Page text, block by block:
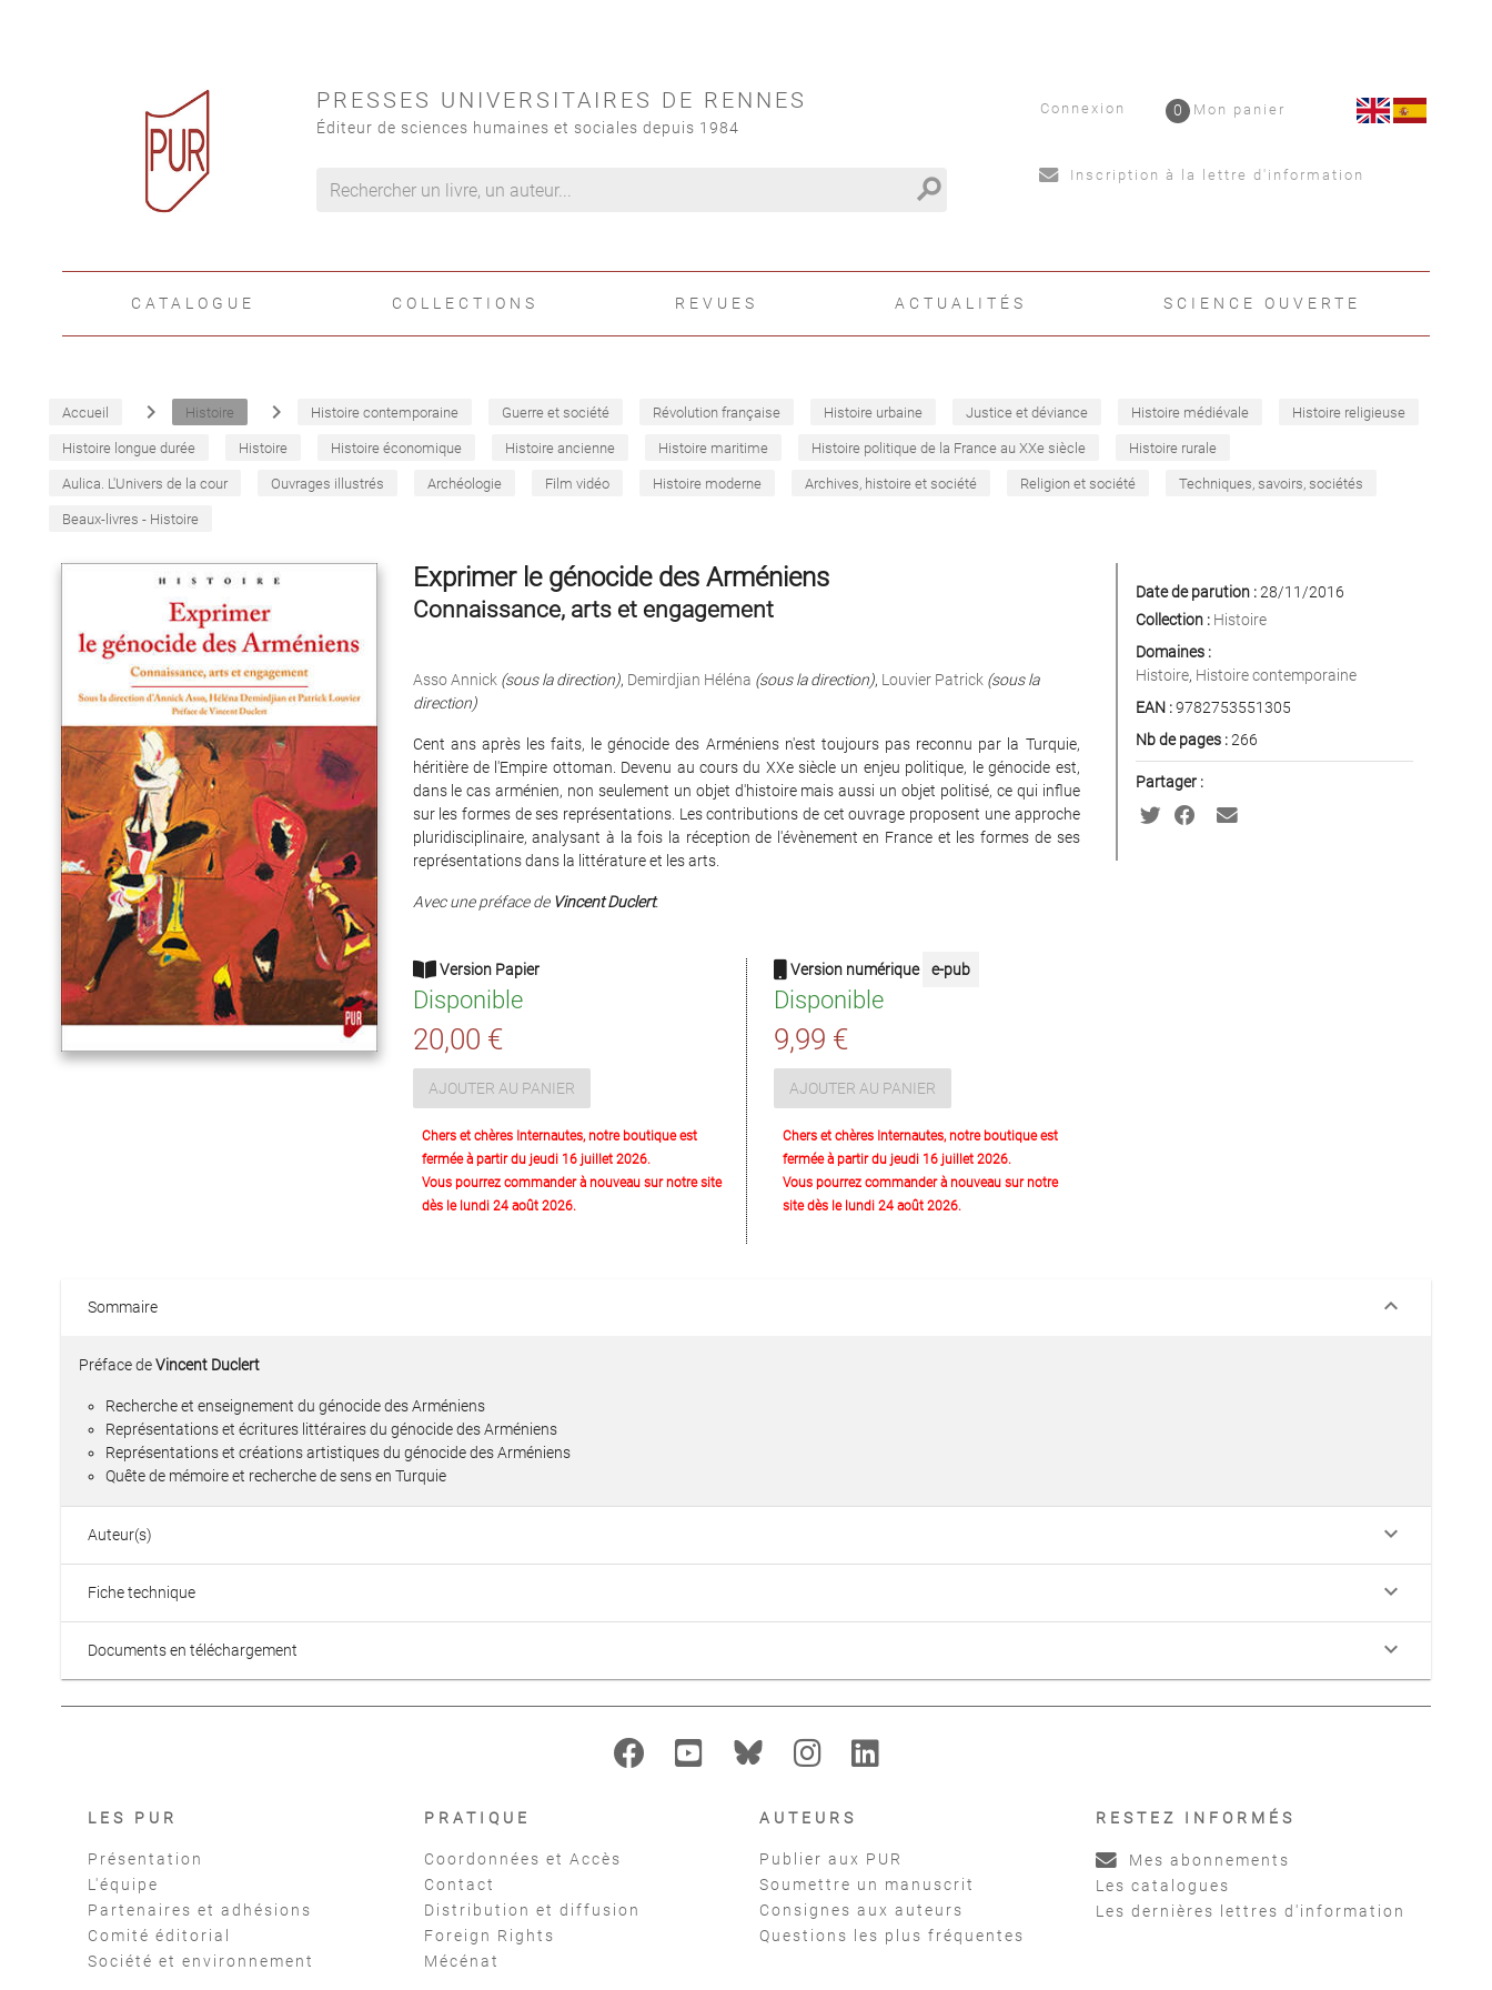
PRESSES UNIVERSITAIRES DE RENNES
Éditeur de sciences humaines et sociales depuis 1984
search
Connexion Mon panier
0
Inscription à la lettre d'information
CATALOGUE COLLECTIONS REVUES ACTUALITÉS SCIENCE OUVERTE
Accueil navigate_next Histoire navigate_next Histoire contemporaine Guerre et société Révolution française Histoire urbaine Justice et déviance Histoire médiévale Histoire religieuse
Histoire longue durée Histoire Histoire économique Histoire ancienne Histoire maritime Histoire politique de la France au XXe siècle Histoire rurale
Aulica. L'Univers de la cour Ouvrages illustrés Archéologie Film vidéo Histoire moderne Archives, histoire et société Religion et société Techniques, savoirs, sociétés
Beaux-livres - Histoire
Exprimer le génocide des Arméniens
Connaissance, arts et engagement
Asso Annick (sous la direction), Demirdjian Héléna (sous la direction), Louvier Patrick (sous la
direction)
Cent ans après les faits, le génocide des Arméniens n'est toujours pas reconnu par la Turquie,
héritière de l'Empire ottoman. Devenu au cours du XXe siècle un enjeu politique, le génocide est,
dans le cas arménien, non seulement un objet d'histoire mais aussi un objet politisé, ce qui influe
sur les formes de ses représentations. Les contributions de cet ouvrage proposent une approche
pluridisciplinaire, analysant à la fois la réception de l'évènement en France et les formes de ses
représentations dans la littérature et les arts.
Avec une préface de Vincent Duclert.
Version Papier
Disponible
20,00 €
AJOUTER AU PANIER
Chers et chères Internautes, notre boutique est
fermée à partir du jeudi 16 juillet 2026.
Vous pourrez commander à nouveau sur notre site
dès le lundi 24 août 2026.
Version numérique e-pub
Disponible
9,99 €
AJOUTER AU PANIER
Chers et chères Internautes, notre boutique est
fermée à partir du jeudi 16 juillet 2026.
Vous pourrez commander à nouveau sur notre
site dès le lundi 24 août 2026.
Date de parution :28/11/2016
Collection : Histoire
Domaines :
Histoire, Histoire contemporaine
EAN :9782753551305
Nb de pages :266
Partager :
Sommaire keyboard_arrow_down
Préface deVincent Duclert
Recherche et enseignement du génocide des Arméniens
Représentations et écritures littéraires du génocide des Arméniens
Représentations et créations artistiques du génocide des Arméniens
Quête de mémoire et recherche de sens en Turquie
Auteur(s) keyboard_arrow_down
Fiche technique keyboard_arrow_down
Documents en téléchargement keyboard_arrow_down
LES PUR
Présentation
L'équipe
Partenaires et adhésions
Comité éditorial
Société et environnement
PRATIQUE
Coordonnées et Accès
Contact
Distribution et diffusion
Foreign Rights
Mécénat
AUTEURS
Publier aux PUR
Soumettre un manuscrit
Consignes aux auteurs
Questions les plus fréquentes
RESTEZ INFORMÉS
Mes abonnements
Les catalogues
Les dernières lettres d'information